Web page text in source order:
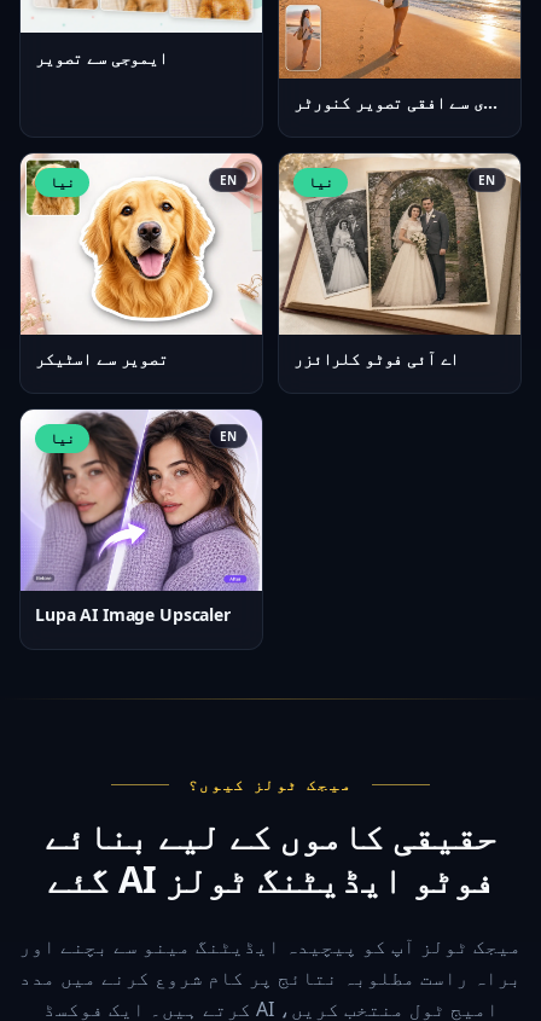
ایموجی سے تصویر
عمودی سے افقی تصویر کنورٹر
نیا EN
تصویر سے اسٹیکر
نیا EN
اے آئی فوٹو کلرائزر
نیا EN
Lupa AI Image Upscaler
میجک ٹولز کیوں؟
حقیقی کاموں کے لیے بنائے
گئے AI فوٹو ایڈیٹنگ ٹولز
میجک ٹولز آپ کو پیچیدہ ایڈیٹنگ مینو سے بچنے اور
براہ راست مطلوبہ نتائج پر کام شروع کرنے میں مدد
کرتے ہیں۔ ایک فوکسڈ AI امیج ٹول منتخب کریں،